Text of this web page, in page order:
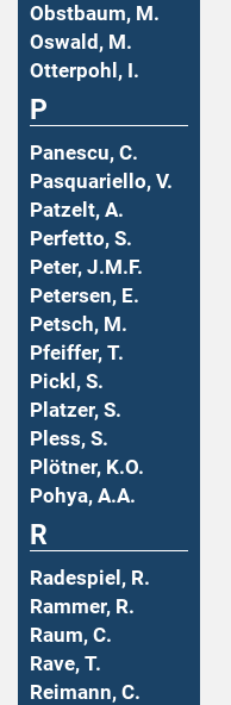
Obstbaum, M.
Oswald, M.
Otterpohl, I.
P
Panescu, C.
Pasquariello, V.
Patzelt, A.
Perfetto, S.
Peter, J.M.F.
Petersen, E.
Petsch, M.
Pfeiffer, T.
Pickl, S.
Platzer, S.
Pless, S.
Plötner, K.O.
Pohya, A.A.
R
Radespiel, R.
Rammer, R.
Raum, C.
Rave, T.
Reimann, C.